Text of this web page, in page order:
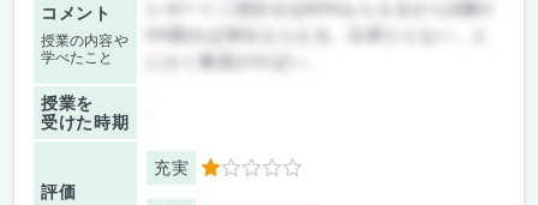
コメント
授業の内容や
学べたこと
授業を
受けた時期
評価
充実 1